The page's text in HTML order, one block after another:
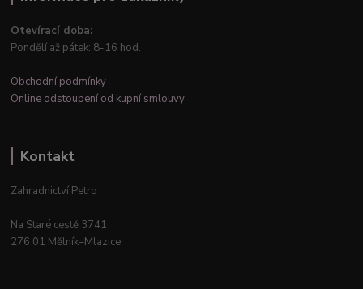
Otevírací doba:
Pondělí až pátek: 8-16 hod.
Obchodní podmínky
Online odstoupení od kupní smlouvy
Kontakt
Zahradnictví Petro
Na Staré cestě 3741
276 01 Mělník–Mlazice